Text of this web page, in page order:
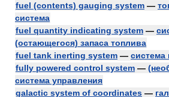
fuel (contents) gauging system —
система
fuel quantity indicating system —
(остающегося) запаса топлива
fuel tank inerting system — система
fully powered control system —
система управления
galactic system of coordinates —